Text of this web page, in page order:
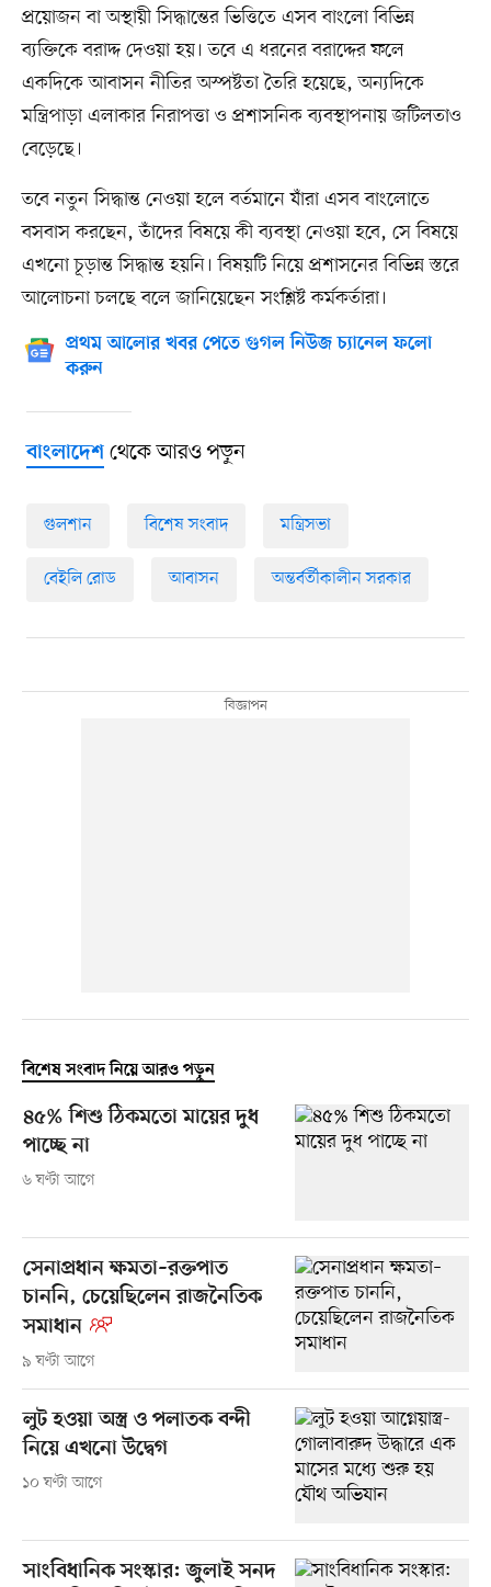
প্রয়োজন বা অস্থায়ী সিদ্ধান্তের ভিত্তিতে এসব বাংলো বিভিন্ন
ব্যক্তিকে বরাদ্দ দেওয়া হয়। তবে এ ধরনের বরাদ্দের ফলে
একদিকে আবাসন নীতির অস্পষ্টতা তৈরি হয়েছে, অন্যদিকে
মন্ত্রিপাড়া এলাকার নিরাপত্তা ও প্রশাসনিক ব্যবস্থাপনায় জটিলতাও
বেড়েছে।
তবে নতুন সিদ্ধান্ত নেওয়া হলে বর্তমানে যাঁরা এসব বাংলোতে
বসবাস করছেন, তাঁদের বিষয়ে কী ব্যবস্থা নেওয়া হবে, সে বিষয়ে
এখনো চূড়ান্ত সিদ্ধান্ত হয়নি। বিষয়টি নিয়ে প্রশাসনের বিভিন্ন স্তরে
আলোচনা চলছে বলে জানিয়েছেন সংশ্লিষ্ট কর্মকর্তারা।
প্রথম আলোর খবর পেতে গুগল নিউজ চ্যানেল ফলো
করুন
বাংলাদেশথেকে আরও পড়ুন
গুলশান বিশেষ সংবাদ মন্ত্রিসভা
বেইলি রোড আবাসন অন্তর্বর্তীকালীন সরকার
বিশেষ সংবাদ নিয়ে আরও পড়ুন
৪৫% শিশু ঠিকমতো মায়ের দুধ
পাচ্ছে না
৬ ঘণ্টা আগে
সেনাপ্রধান ক্ষমতা–রক্তপাত
চাননি, চেয়েছিলেন রাজনৈতিক
সমাধান
৯ ঘণ্টা আগে
লুট হওয়া অস্ত্র ও পলাতক বন্দী
নিয়ে এখনো উদ্বেগ
১০ ঘণ্টা আগে
সাংবিধানিক সংস্কার: জুলাই সনদ